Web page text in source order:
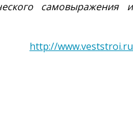
самовыражения и
http://www.veststroi.ru